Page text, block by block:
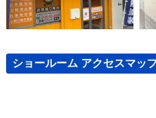
ショールーム アクセスマッ